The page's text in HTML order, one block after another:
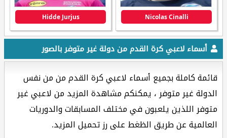
Nicolas Cinalli
Hidde Jurjus
أسماء لاعبي كرة القدم من دولة غير متوفر بالصور
قائمة كاملة بجميع أسماء لاعبي كرة القدم من من نفس
الدولة غير متوفر ، يمكنكم مشاهدة المزيد من لاعبي غير
متوفر اللذين يلعبون في مختلف المسابقات والدوريات
العالمية عن طريق الظغط على رز تحميل المزيد.